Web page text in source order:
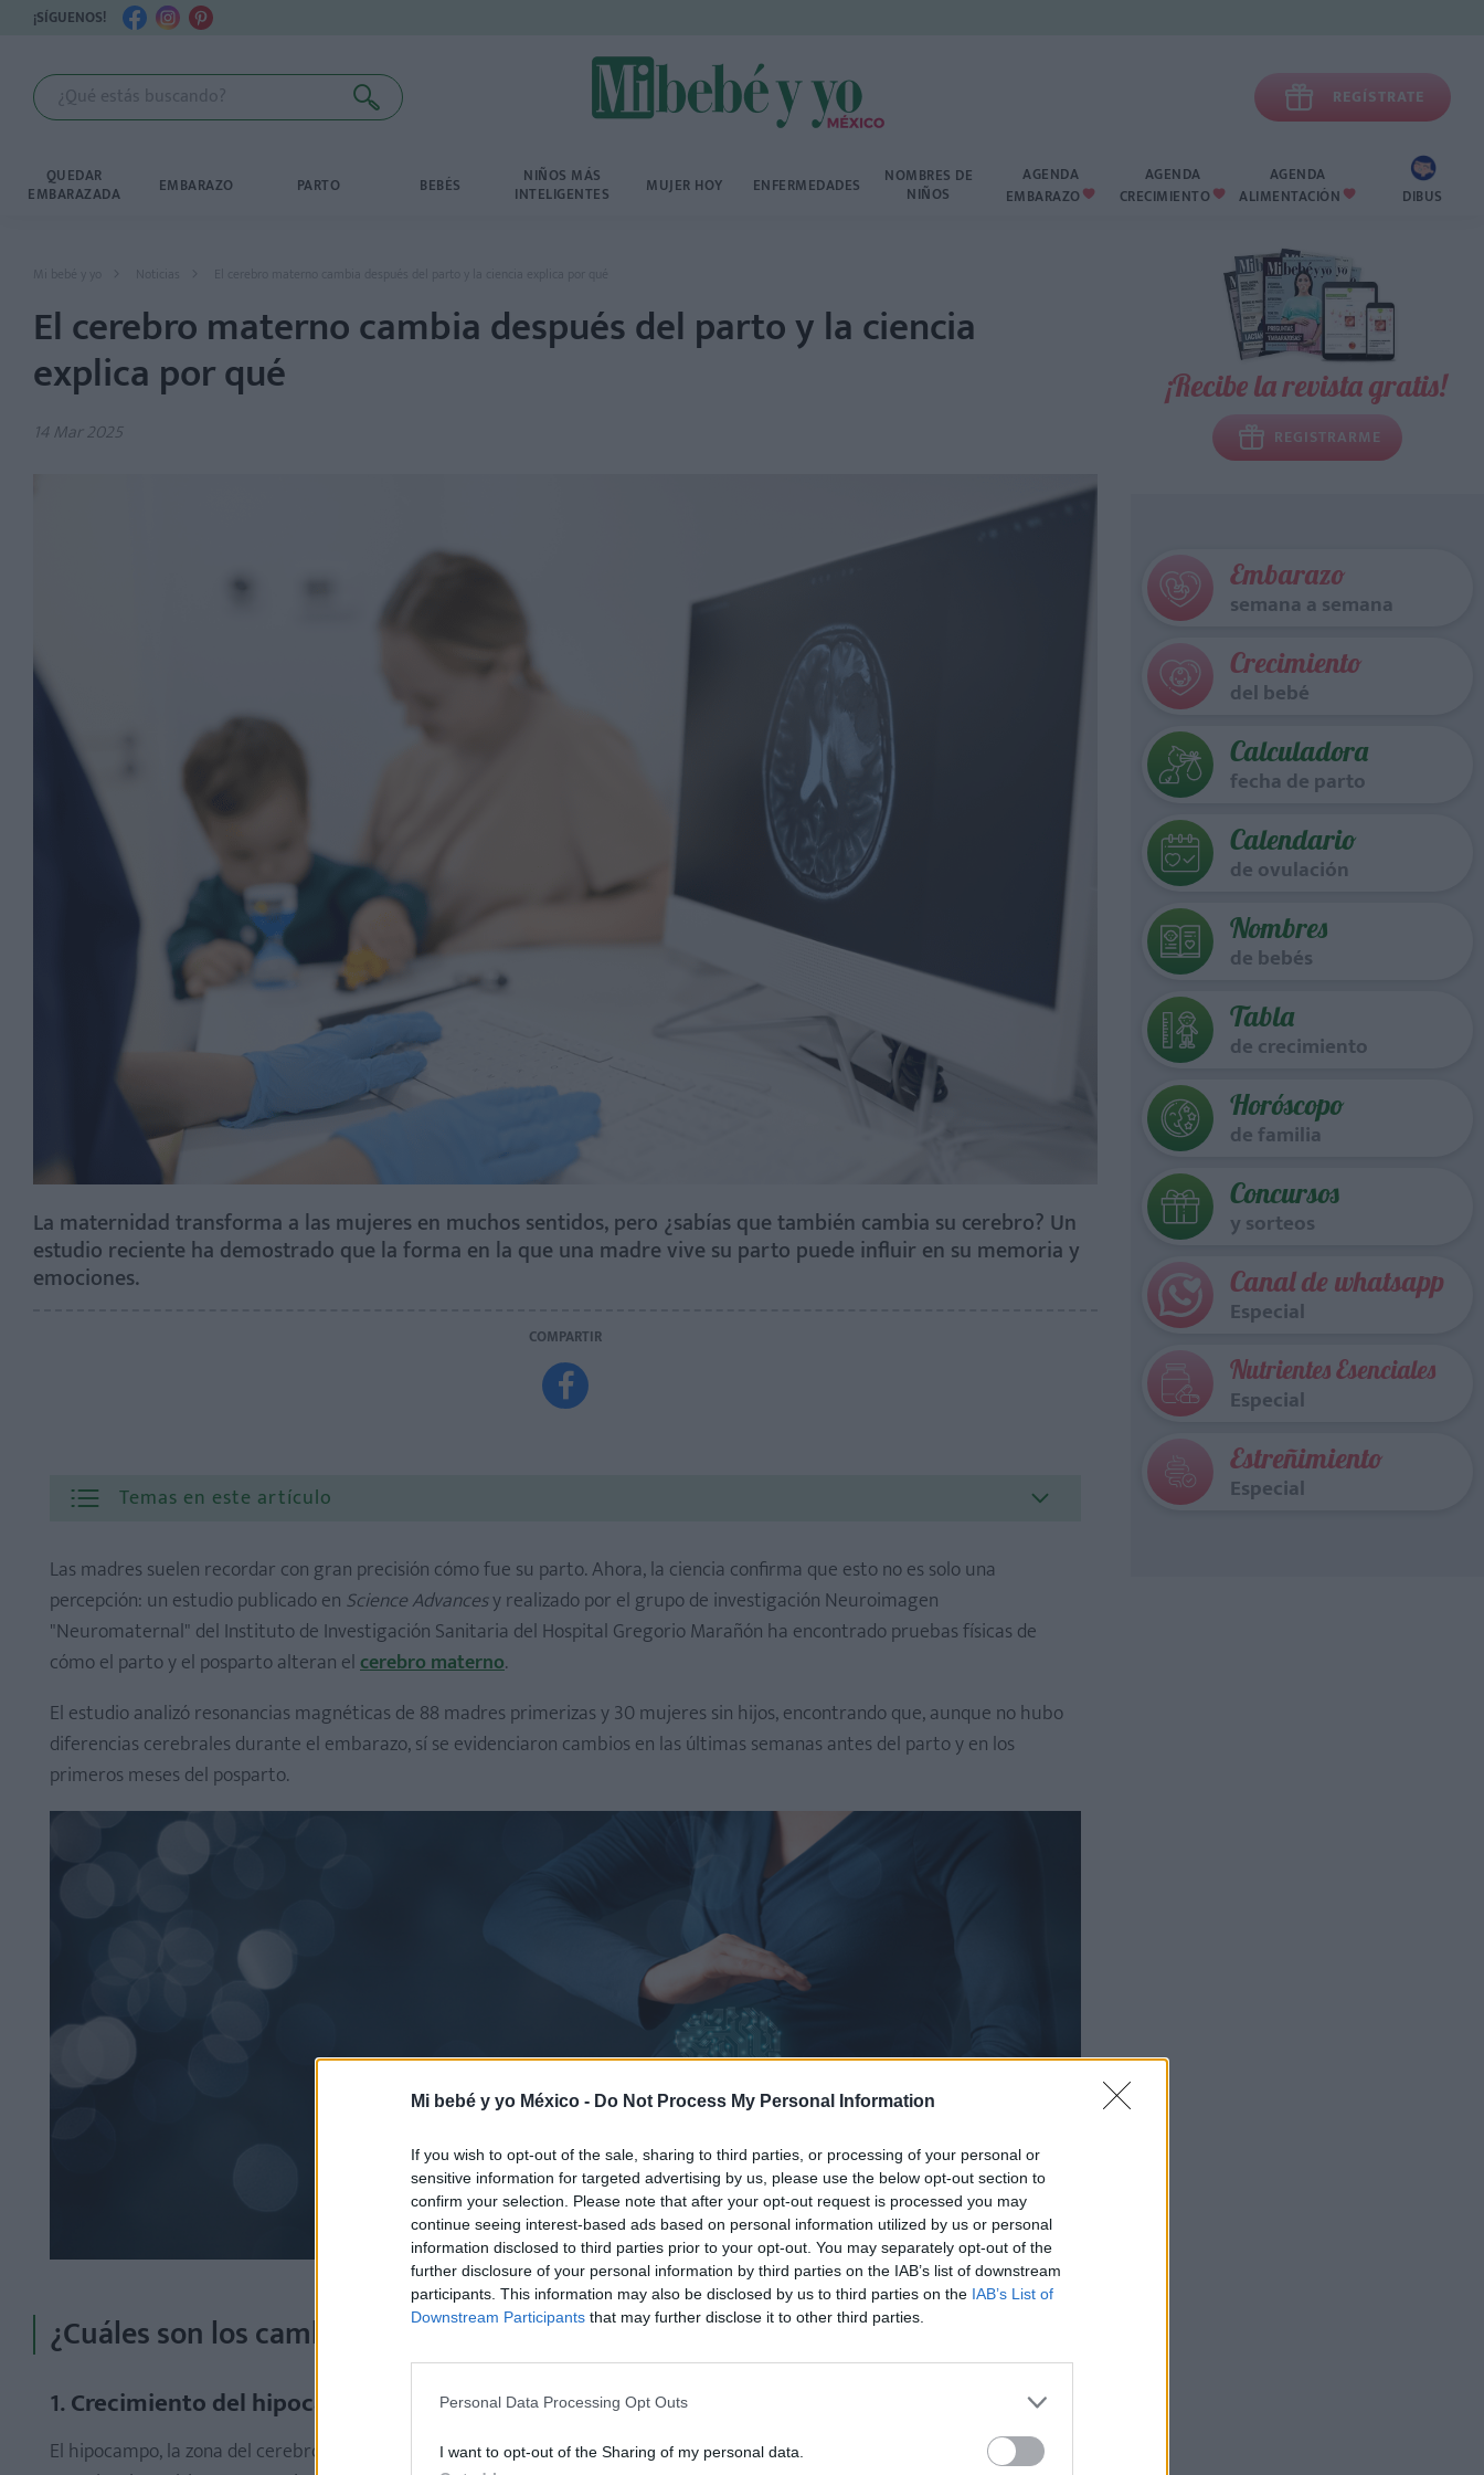
Mi bebé y yo México - Do Not Process My Personal Information
If you wish to opt-out of the sale, sharing to third parties, or processing of your personal or
sensitive information for targeted advertising by us, please use the below opt-out section to
confirm your selection. Please note that after your opt-out request is processed you may
continue seeing interest-based ads based on personal information utilized by us or personal
information disclosed to third parties prior to your opt-out. You may separately opt-out of the
further disclosure of your personal information by third parties on the IAB’s list of downstream
participants. This information may also be disclosed by us to third parties on the IAB’s List of
Downstream Participants that may further disclose it to other third parties.
Personal Data Processing Opt Outs
I want to opt-out of the Sharing of my personal data.
¡SÍGUENOS!
 REGÍSTRATE
QUEDAR
EMBARAZADA EMBARAZO PARTO BEBÉS NIÑOS MÁS
INTELIGENTES MUJER HOY ENFERMEDADES NOMBRES DE
NIÑOS
AGENDA
EMBARAZO 
AGENDA
CRECIMIENTO 
AGENDA
ALIMENTACIÓN  DIBUS
Mi bebé y yo Noticias El cerebro materno cambia después del parto y la ciencia explica por qué
El cerebro materno cambia después del parto y la ciencia
explica por qué
14 Mar 2025
La maternidad transforma a las mujeres en muchos sentidos, pero ¿sabías que también cambia su cerebro? Un
estudio reciente ha demostrado que la forma en la que una madre vive su parto puede influir en su memoria y
emociones.
COMPARTIR

Temas en este artículo
1. Crecimiento del hipocampo
2. Agrandamiento de la amígdala
Las madres suelen recordar con gran precisión cómo fue su parto. Ahora, la ciencia confirma que esto no es solo una
percepción: un estudio publicado en Science Advancesy realizado por el grupo de investigación Neuroimagen
"Neuromaternal" del Instituto de Investigación Sanitaria del Hospital Gregorio Marañón ha encontrado pruebas físicas de
cómo el parto y el posparto alteran elcerebro materno.
El estudio analizó resonancias magnéticas de 88 madres primerizas y 30 mujeres sin hijos, encontrando que, aunque no hubo
diferencias cerebrales durante el embarazo, sí se evidenciaron cambios en las últimas semanas antes del parto y en los
primeros meses del posparto.
¿Cuáles son los cambios cerebrales que experimenta una madre?
1.Crecimiento del hipocampo
El hipocampo, la zona del cerebro relacionada con la memoria a largo plazo, aumenta de volumen cuando el parto no es una
¡Recibe la revista gratis!
REGISTRARME
Embarazo
semana a semana
Crecimiento
del bebé
Calculadora
fecha de parto
Calendario
de ovulación
Nombres
de bebés
Tabla
de crecimiento
Horóscopo
de familia
Concursos
y sorteos
Canal de whatsapp
Especial
Nutrientes Esenciales
Especial
Estreñimiento
Especial